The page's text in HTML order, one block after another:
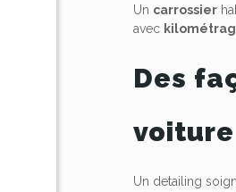
Un carrossier
avec
Des
voiture
Un detailing